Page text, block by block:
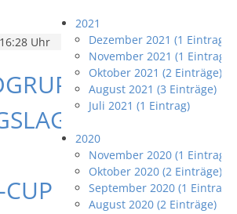
Uhr
2021
Dezember 2021 (1 Eintrag)
November 2021 (1 Eintrag)
Oktober 2021 (2 Einträge)
August 2021 (3 Einträge)
Juli 2021 (1 Eintrag)
2020
November 2020 (1 Eintrag)
Oktober 2020 (2 Einträge)
September 2020 (1 Eintrag)
August 2020 (2 Einträge)